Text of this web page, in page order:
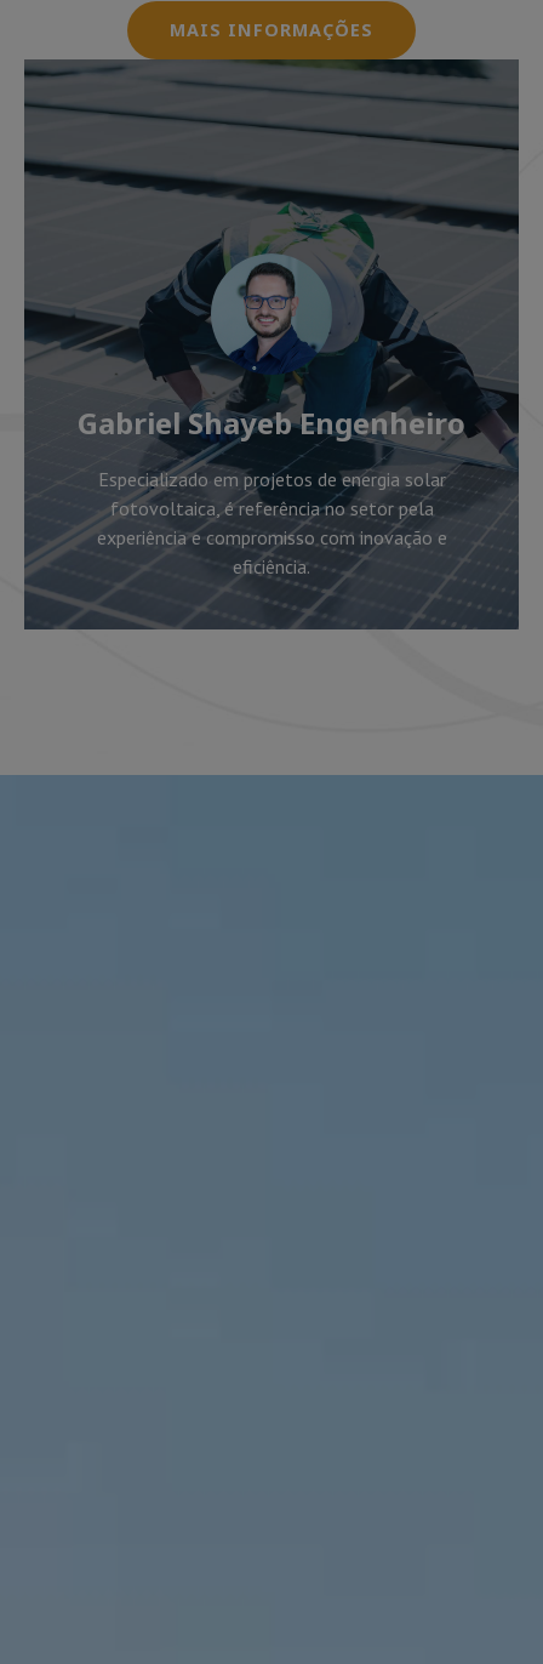
MAIS INFORMAÇÕES
Gabriel Shayeb Engenheiro
Especializado em projetos de energia solar
fotovoltaica, é referência no setor pela
experiência e compromisso com inovação e
eficiência.